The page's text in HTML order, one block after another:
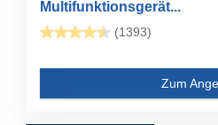
Multifunktionsgerät...
(1393)
Zum